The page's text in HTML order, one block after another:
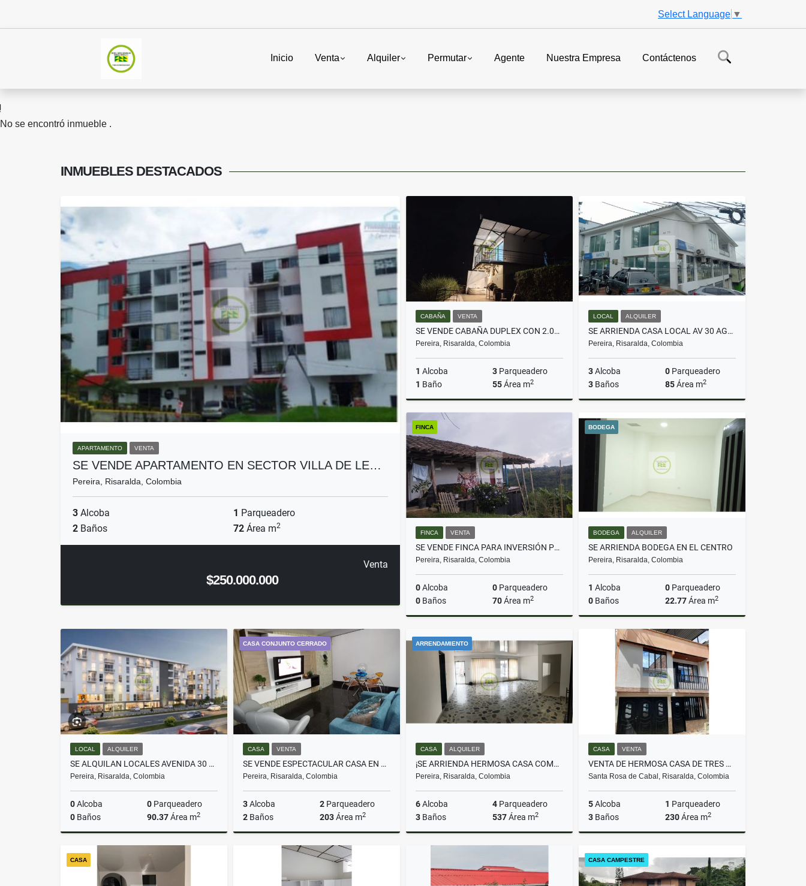
Select Language ▼
Inicio Venta Alquiler Permutar Agente Nuestra Empresa Contáctenos
No se encontró inmueble .
INMUEBLES DESTACADOS
APARTAMENTO VENTA
SE VENDE APARTAMENTO EN SECTOR VILLA DE LE…
Pereira, Risaralda, Colombia
3 Alcoba 1 Parqueadero
2 Baños 72 Área m2
Venta
$250.000.000
CABAÑA VENTA
SE VENDE CABAÑA DUPLEX CON 2.000 M2 POR DOSQUEBRADAS
Pereira, Risaralda, Colombia
1 Alcoba 3 Parqueadero
1 Baño 55Área m2
LOCAL ALQUILER
SE ARRIENDA CASA LOCAL AV 30 AGOSTO
Pereira, Risaralda, Colombia
3Alcoba 0 Parqueadero
3 Baños 85Área m2
Alquiler
$6.000.000
FINCA
FINCA VENTA
SE VENDE FINCA PARA INVERSIÓN POR MUNDO NUEVO ALTO
Pereira, Risaralda, Colombia
0Alcoba 0 Parqueadero
0 Baños 70Área m2
$1.200.000.000
BODEGA
BODEGA ALQUILER
SE ARRIENDA BODEGA EN EL CENTRO
Pereira, Risaralda, Colombia
1 Alcoba 0 Parqueadero
0 Baños 22.77Área m2
Alquiler
$1.000.000
LOCAL ALQUILER
SE ALQUILAN LOCALES AVENIDA 30 DE AGOSTO CERCA AEROPUERTO UNICENTRO
Pereira, Risaralda, Colombia
0Alcoba 0 Parqueadero
0 Baños 90.37Área m2
$7.139.230
CASA CONJUNTO CERRADO
CASA VENTA
SE VENDE ESPECTACULAR CASA EN PINARES EN CONJUNTO CERRADO AREA 203 M2
Pereira, Risaralda, Colombia
3Alcoba 2 Parqueadero
2 Baños 203Área m2
$790.000.000
ARRENDAMIENTO
CASA ALQUILER
¡SE ARRIENDA HERMOSA CASA COMERCIAL EN MARAYA!
Pereira, Risaralda, Colombia
6Alcoba 4 Parqueadero
3 Baños 537Área m2
CASA VENTA
VENTA DE HERMOSA CASA DE TRES PISOS EN SANTA ROSA DE CABAL
Santa Rosa de Cabal, Risaralda, Colombia
5Alcoba 1 Parqueadero
3 Baños 230Área m2
$330.000.000
CASA CASA CAMPESTRE